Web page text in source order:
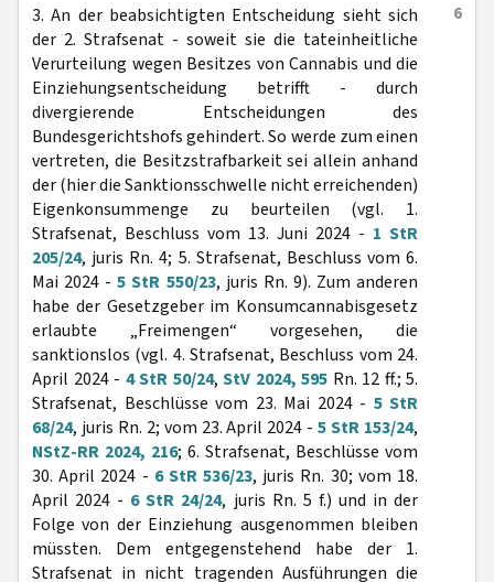
6
3. An der beabsichtigten Entscheidung sieht sich
der 2. Strafsenat - soweit sie die tateinheitliche
Verurteilung wegen Besitzes von Cannabis und die
Einziehungsentscheidung betrifft - durch
divergierende Entscheidungen des
Bundesgerichtshofs gehindert. So werde zum einen
vertreten, die Besitzstrafbarkeit sei allein anhand
der (hier die Sanktionsschwelle nicht erreichenden)
Eigenkonsummenge zu beurteilen (vgl. 1.
Strafsenat, Beschluss vom 13. Juni 2024 - 1 StR
205/24, juris Rn. 4; 5. Strafsenat, Beschluss vom 6.
Mai 2024 -5 StR 550/23, juris Rn. 9). Zum anderen
habe der Gesetzgeber im Konsumcannabisgesetz
erlaubte „Freimengen“ vorgesehen, die
sanktionslos (vgl. 4. Strafsenat, Beschluss vom 24.
April 2024 - 4 StR 50/24, StV 2024, 595 Rn. 12 ff.; 5.
Strafsenat, Beschlüsse vom 23. Mai 2024 - 5 StR
68/24, juris Rn. 2; vom 23. April 2024 -5 StR 153/24,
NStZ-RR 2024, 216; 6. Strafsenat, Beschlüsse vom
30. April 2024 - 6 StR 536/23, juris Rn. 30; vom 18.
April 2024 - 6 StR 24/24, juris Rn. 5 f.) und in der
Folge von der Einziehung ausgenommen bleiben
müssten. Dem entgegenstehend habe der 1.
Strafsenat in nicht tragenden Ausführungen die